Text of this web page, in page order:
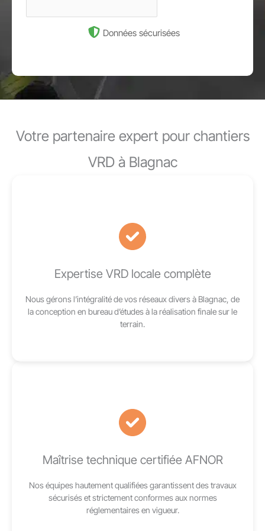
Données sécurisées
Votre partenaire expert pour chantiers
VRD à Blagnac
Expertise VRD locale complète
Nous gérons l’intégralité de vos réseaux divers à Blagnac, de
la conception en bureau d’études à la réalisation finale sur le
terrain.
Maîtrise technique certifiée AFNOR
Nos équipes hautement qualifiées garantissent des travaux
sécurisés et strictement conformes aux normes
réglementaires en vigueur.